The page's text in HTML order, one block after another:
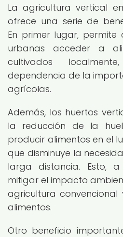
La agricultura vertical
ofrece una serie de
En primer lugar,
urbanas acceder a
cultivados
dependencia de la
agrícolas.
Además, los huertos
la reducción de la
producir alimentos en el
que disminuye la
larga distancia. Esto,
mitigar el impacto
agricultura
alimentos.
Otro beneficio